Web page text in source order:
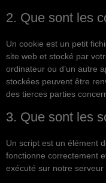
2. Que sont les
Un cookie est un petit
site web et stocké par
ordinateur ou d’un autre
stockées peuvent être
des tierces parties
3. Que sont les
Un script est un élément
fonctionne correctement
exécuté sur notre serveur